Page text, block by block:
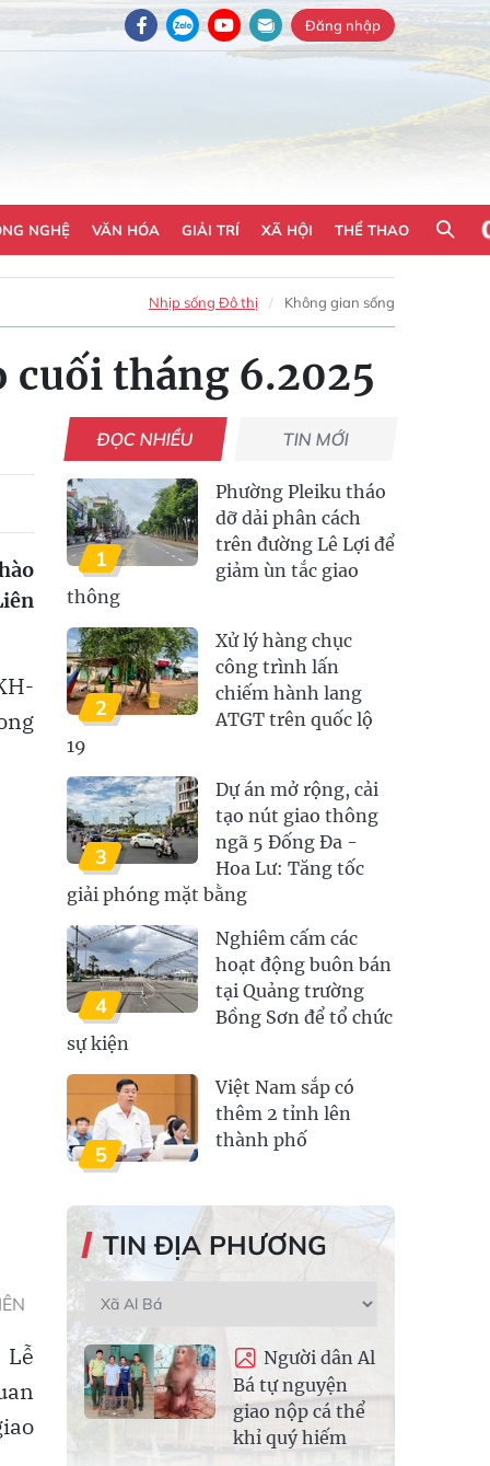
Đăng nhập
NGHỆ VĂN HÓA GIẢI TRÍ XÃ HỘI THỂ THAO
Nhịp sống Đô thị Không gian sống
cuối tháng 6.2025
Lễ
ĐỌC NHIỀU TIN MỚI
1
Phường Pleiku tháo
dỡ dải phân cách
trên đường Lê Lợi để
giảm ùn tắc giao
thông
2
Xử lý hàng chục
công trình lấn
chiếm hành lang
ATGT trên quốc lộ
19
3
Dự án mở rộng, cải
tạo nút giao thông
ngã 5 Đống Đa -
Hoa Lư: Tăng tốc
giải phóng mặt bằng
4
Nghiêm cấm các
hoạt động buôn bán
tại Quảng trường
Bồng Sơn để tổ chức
sự kiện
5
Việt Nam sắp có
thêm 2 tỉnh lên
thành phố
TIN ĐỊA PHƯƠNG
Người dân Al
Bá tự nguyện
giao nộp cá thể
khỉ quý hiếm